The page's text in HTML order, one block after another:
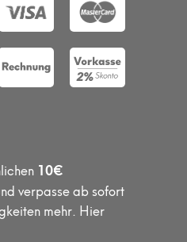
10€
verpasse ab sofort
mehr. Hier